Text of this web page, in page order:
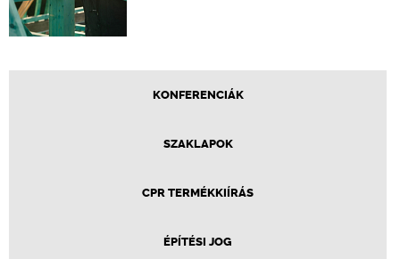
KONFERENCIÁK
SZAKLAPOK
CPR TERMÉKKIÍRÁS
ÉPÍTÉSI JOG